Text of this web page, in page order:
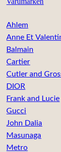
Ahlem
Anne Et
Balmain
Cartier
Cutler and
DIOR
Frank and Lucie
Gucci
John Dalia
Masunaga
Metro